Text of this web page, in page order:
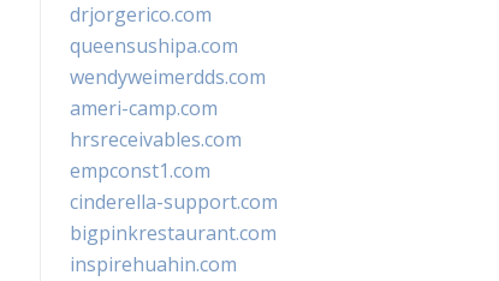
drjorgerico.com
queensushipa.com
wendyweimerdds.com
ameri-camp.com
hrsreceivables.com
empconst1.com
cinderella-support.com
bigpinkrestaurant.com
inspirehuahin.com